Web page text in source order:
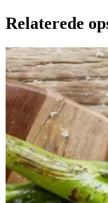
Relaterede